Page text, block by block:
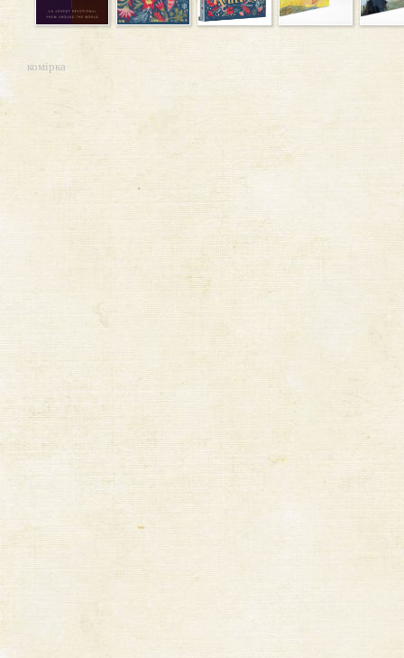
комірка